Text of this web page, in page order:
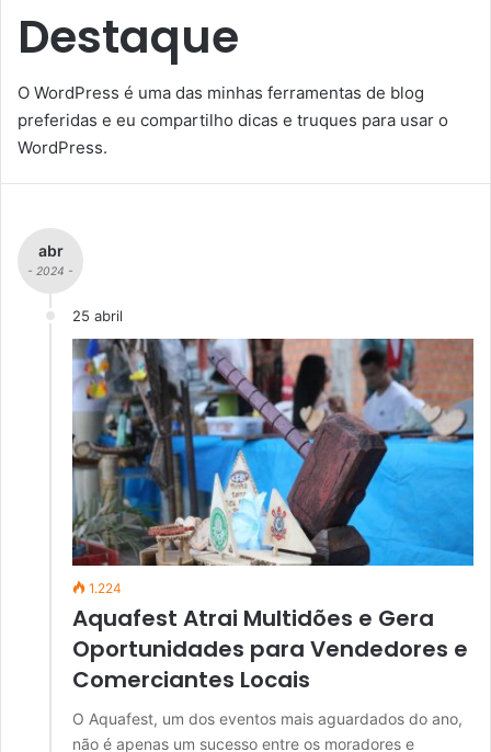
Destaque
O WordPress é uma das minhas ferramentas de blog
preferidas e eu compartilho dicas e truques para usar o
WordPress.
abr
- 2024 -
25 abril
1.224
Aquafest Atrai Multidões e Gera
Oportunidades para Vendedores e
Comerciantes Locais
O Aquafest, um dos eventos mais aguardados do ano,
não é apenas um sucesso entre os moradores e